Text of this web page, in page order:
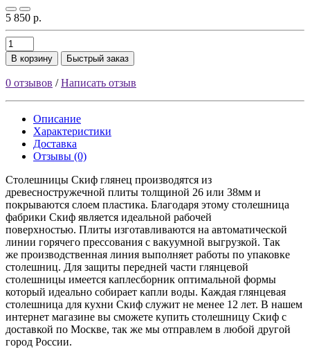
5 850 р.
В корзину Быстрый заказ
0 отзывов /Написать отзыв
Описание
Характеристики
Доставка
Отзывы (0)
Столешницы Скиф глянец производятся из
древесностружечной плиты толщиной 26 или 38мм и
покрываются слоем пластика. Благодаря этому столешница
фабрики Скиф является идеальной рабочей
поверхностью. Плиты изготавливаются на автоматической
линии горячего прессования с вакуумной выгрузкой. Так
же производственная линия выполняет работы по упаковке
столешниц. Для защиты передней части глянцевой
столешницы имеется каплесборник оптимальной формы
который идеально собирает капли воды. Каждая глянцевая
столешница для кухни Скиф служит не менее 12 лет. В нашем
интернет магазине вы сможете купить столешницу Скиф с
доставкой по Москве, так же мы отправлем в любой другой
город России.